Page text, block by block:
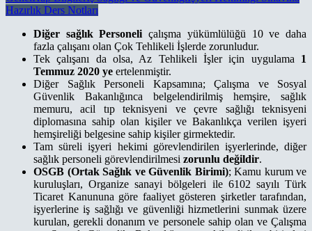
Hazırlık Ders Notları
Diğer sağlık Personeli çalışma yükümlülüğü 10 ve daha
fazla çalışanı olan Çok Tehlikeli İşlerde zorunludur.
Tek çalışanı da olsa, Az Tehlikeli İşler için uygulama 1
Temmuz 2020 ye ertelenmiştir.
Diğer Sağlık Personeli Kapsamına; Çalışma ve Sosyal
Güvenlik Bakanlığınca belgelendirilmiş hemşire, sağlık
memuru, acil tıp teknisyeni ve çevre sağlığı teknisyeni
diplomasına sahip olan kişiler ve Bakanlıkça verilen işyeri
hemşireliği belgesine sahip kişiler girmektedir.
Tam süreli işyeri hekimi görevlendirilen işyerlerinde, diğer
sağlık personeli görevlendirilmesi zorunlu değildir.
OSGB (Ortak Sağlık ve Güvenlik Birimi); Kamu kurum ve
kuruluşları, Organize sanayi bölgeleri ile 6102 sayılı Türk
Ticaret Kanununa göre faaliyet gösteren şirketler tarafından,
işyerlerine iş sağlığı ve güvenliği hizmetlerini sunmak üzere
kurulan, gerekli donanım ve personele sahip olan ve Çalışma